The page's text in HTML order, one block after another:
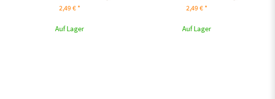
2,49 € *
Auf Lager
2,49 € *
Auf Lager